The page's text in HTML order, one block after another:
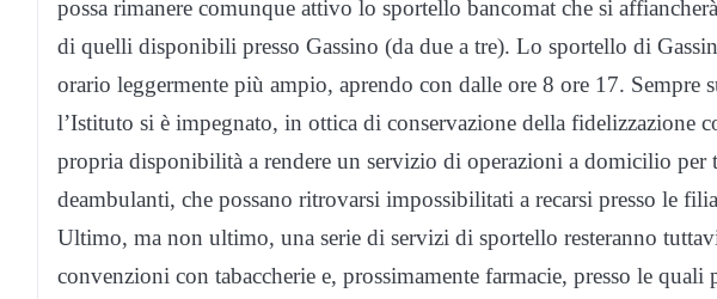
possa rimanere comunque attivo lo sportello bancomat che si
di quelli disponibili presso Gassino (da due a tre). Lo sportello di
orario leggermente più ampio, aprendo con dalle ore 8 ore 17. Sempre
l’Istituto si è impegnato, in ottica di conservazione della fidelizzazione
propria disponibilità a rendere un servizio di operazioni a domicilio per
deambulanti, che possano ritrovarsi impossibilitati a recarsi presso le
Ultimo, ma non ultimo, una serie di servizi di sportello resteranno
convenzioni con tabaccherie e, prossimamente farmacie, presso le quali